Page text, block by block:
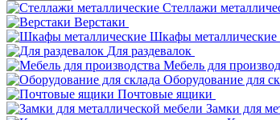
Стеллажи
Верстаки
Шкафы металлические
Для раздевалок
Мебель для
Оборудование для
Почтовые ящики
Замки для